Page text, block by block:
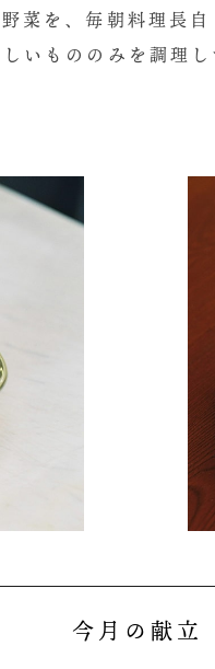
菜を、毎朝料理長
いもののみを調理
今月の献立